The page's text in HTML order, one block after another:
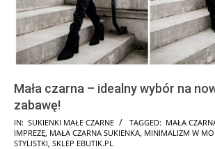
Mała czarna – idealny wybór na
zabawę!
2025-
10-
IN: SUKIENKI MAŁE CZARNE TAGGED: MAŁA
IMPREZĘ, MAŁA CZARNA SUKIENKA, MINIMALIZM W
STYLISTKI, SKLEP EBUTIK.PL